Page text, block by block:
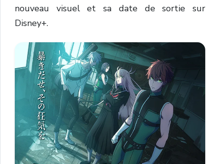
nouveau visuel et sa date de sortie sur
Disney+.